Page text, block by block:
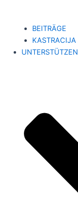
BEITRÄGE
KASTRACIJA
UNTERSTÜTZEN